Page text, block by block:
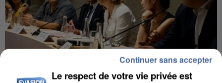
Le respect de votre vie privée est
Continuer sans accepter